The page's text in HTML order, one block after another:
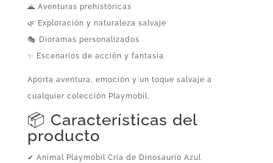
🌋 Aventuras prehistóricas
🌿 Exploración y naturaleza salvaje
🎭 Dioramas personalizados
✨ Escenarios de acción y fantasía
Aporta aventura, emoción y un toque salvaje a
cualquier colección Playmobil.
📦 Características del
producto
✔ Animal Playmobil Cría de Dinosaurio Azul